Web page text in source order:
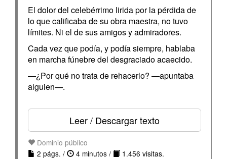
El dolor del celebérrimo lirida por la pérdida de
lo que calificaba de su obra maestra, no tuvo
límites. Ni el de sus amigos y admiradores.
Cada vez que podía, y podía siempre, hablaba
en marcha fúnebre del desgraciado acaecido.
—¿Por qué no trata de rehacerlo? —apuntaba
alguien—.
Leer / Descargar texto
Dominio público
2 págs. /
4 minutos /
1.456 visitas.